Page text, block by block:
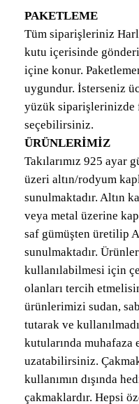
PAKETLEME
Tüm siparişleriniz
kutu içerisinde
içine konur.
uygundur. İsterseniz
yüzük siparişlerinizde
seçebilirsiniz.
ÜRÜNLERİMİZ
Takılarımız 925 ayar
üzeri altın/rodyum
sunulmaktadır. Altın
veya metal üzerine
saf gümüşten üretilip
sunulmaktadır.
kullanılabilmesi için
olanları tercih
ürünlerimizi sudan,
tutarak ve
kutularında muhafaza
uzatabilirsiniz.
kullanımın dışında
çakmaklardır. Hepsi